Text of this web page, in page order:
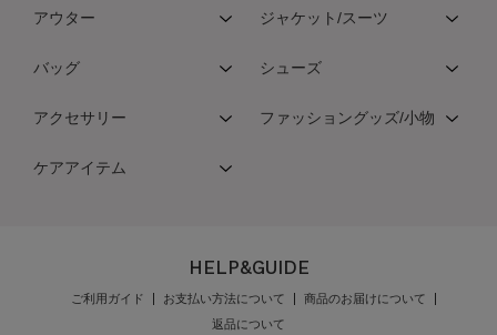
アウター ジャケット/スーツ
バッグ シューズ
アクセサリー ファッショングッズ/小物
ケアアイテム
HELP&GUIDE
ご利用ガイド お支払い方法について
商品のお届けについて
返品について